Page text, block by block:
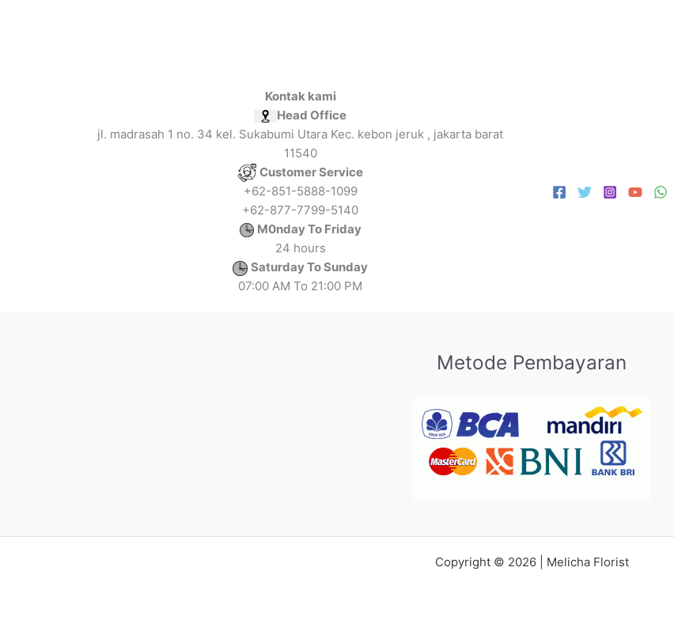
Kontak kami
Head Office
jl. madrasah 1 no. 34 kel. Sukabumi Utara Kec. kebon jeruk , jakarta barat
11540
Customer Service
+62-851-5888-1099
+62-877-7799-5140
M0nday To Friday
24 hours
Saturday To Sunday
07:00 AM To 21:00 PM
Metode Pembayaran
Copyright © 2026 | Melicha Florist